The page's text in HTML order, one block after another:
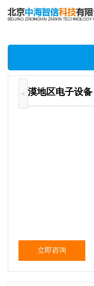
<
沙漠地区电子设备
立即咨询